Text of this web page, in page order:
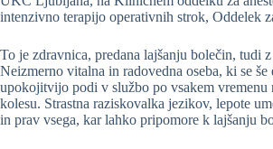
intenzivno terapijo operativnih strok, Oddelek
To je zdravnica, predana lajšanju bolečin, tudi
Neizmerno vitalna in radovedna oseba, ki se še
upokojitvijo podi v službo po vsakem vremenu
kolesu. Strastna raziskovalka jezikov, lepote
in prav vsega, kar lahko pripomore k lajšanju